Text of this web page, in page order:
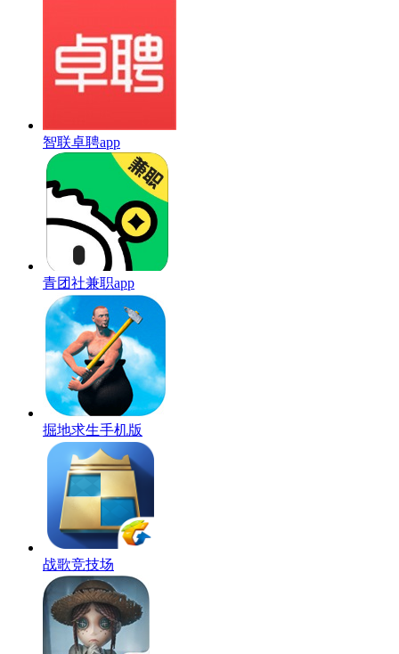
智联卓聘app
青团社兼职app
掘地求生手机版
战歌竞技场